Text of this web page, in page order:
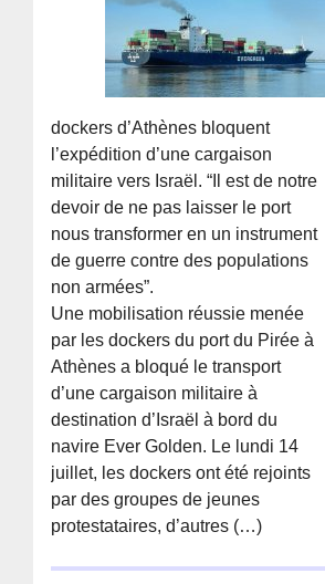
dockers d’Athènes bloquent
l’expédition d’une cargaison
militaire vers Israël. “Il est de notre
devoir de ne pas laisser le port
nous transformer en un instrument
de guerre contre des populations
non armées”.
Une mobilisation réussie menée
par les dockers du port du Pirée à
Athènes a bloqué le transport
d’une cargaison militaire à
destination d’Israël à bord du
navire Ever Golden. Le lundi 14
juillet, les dockers ont été rejoints
par des groupes de jeunes
protestataires, d’autres (…)